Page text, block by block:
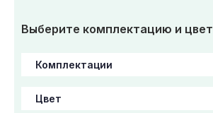
Выберите комплектацию и цвет